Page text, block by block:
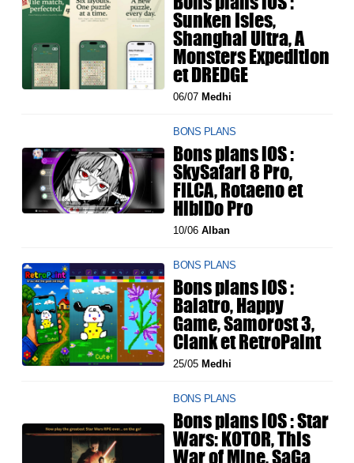
Sunken Isles,
Shanghai Ultra, A
Monsters Expedition
et DREDGE
06/07Medhi
BONS PLANS
Bons plans iOS :
SkySafari 8 Pro,
FILCA, Rotaeno et
HibiDo Pro
10/06Alban
BONS PLANS
Bons plans iOS :
Balatro, Happy
Game, Samorost 3,
Clank et RetroPaint
25/05Medhi
BONS PLANS
Bons plans iOS : Star
Wars: KOTOR, This
War of Mine, SaGa